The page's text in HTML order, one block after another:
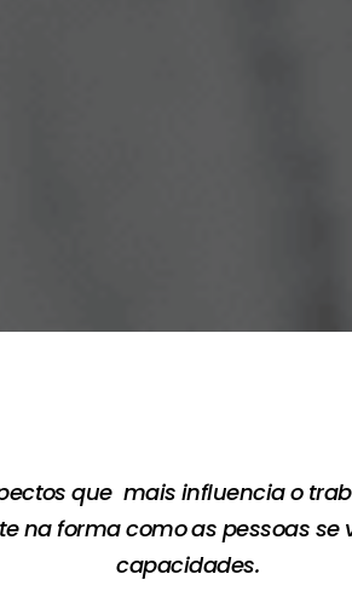
que mais influencia o
na forma como as pessoas
capacidades.